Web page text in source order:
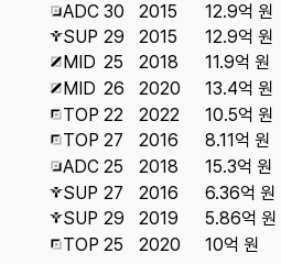
ADC 30 2015 12.9억 원
SUP 29 2015 12.9억 원
MID 25 2018 11.9억 원
MID 26 2020 13.4억 원
TOP 22 2022 10.5억 원
TOP 27 2016 8.11억 원
ADC 25 2018 15.3억 원
SUP 27 2016 6.36억 원
SUP 29 2019 5.86억 원
TOP 25 2020 10억 원